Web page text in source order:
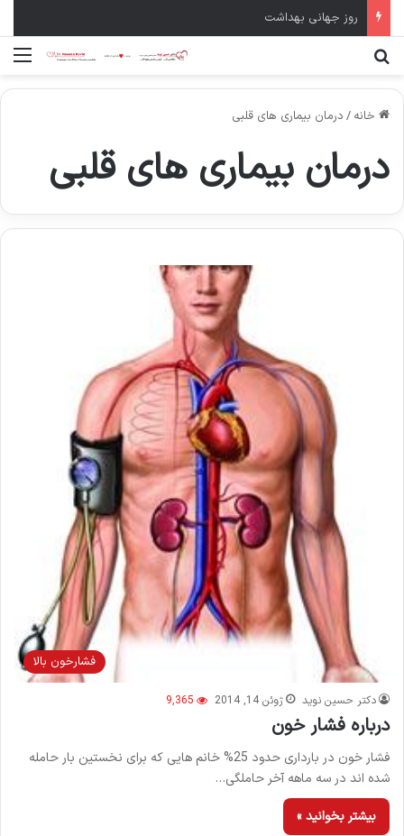
سال نو مبارک
خانه / درمان بیماری های قلبی
درمان بیماری های قلبی
فشارخون بالا
دکتر حسین نوید ژوئن 14, 2014 9,365
درباره فشار خون
فشار خون در بارداری حدود 25% خانم هایی که برای نخستین بار حامله
شده اند در سه ماهه آخر حاملگی…
بیشتر بخوانید »